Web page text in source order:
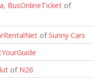
, BusOnlineTicket of
ofSunny Cars
of N26